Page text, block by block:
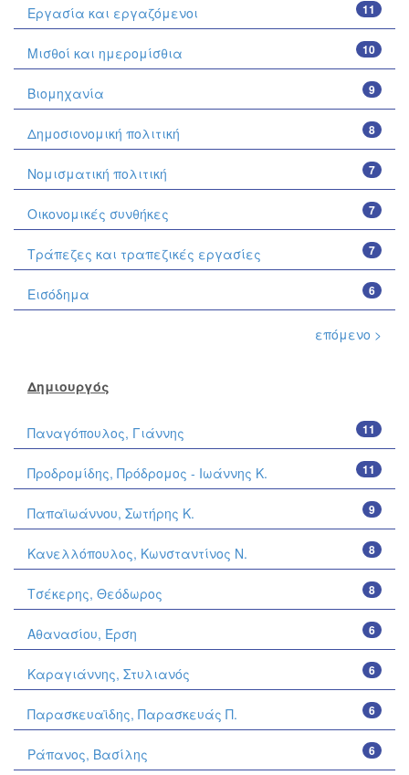
11
Εργασία και εργαζόμενοι
10
Μισθοί και ημερομίσθια
9
Βιομηχανία
8
Δημοσιονομική πολιτική
7
Νομισματική πολιτική
7
Οικονομικές συνθήκες
7
Τράπεζες και τραπεζικές εργασίες
6
Εισόδημα
επόμενο >
Δημιουργός
11
Παναγόπουλος, Γιάννης
11
Προδρομίδης, Πρόδρομος - Ιωάννης Κ.
9
Παπαϊωάννου, Σωτήρης Κ.
8
Κανελλόπουλος, Κωνσταντίνος Ν.
8
Τσέκερης, Θεόδωρος
6
Αθανασίου, Έρση
6
Καραγιάννης, Στυλιανός
6
Παρασκευαϊδης, Παρασκευάς Π.
6
Ράπανος, Βασίλης